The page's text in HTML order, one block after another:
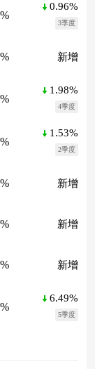
0.96%
3季度
新增
1.98%
4季度
1.53%
2季度
新增
新增
新增
6.49%
5季度